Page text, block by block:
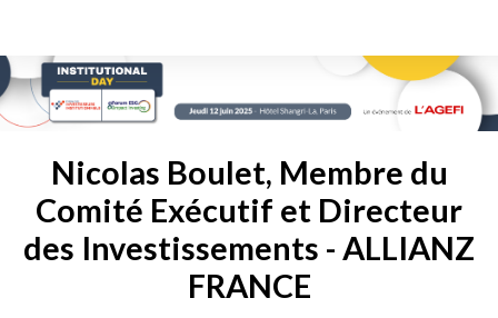
Nicolas Boulet, Membre du
Comité Exécutif et Directeur
des Investissements - ALLIANZ
FRANCE